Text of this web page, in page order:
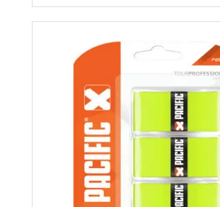
prijs
was:
prijs
is: